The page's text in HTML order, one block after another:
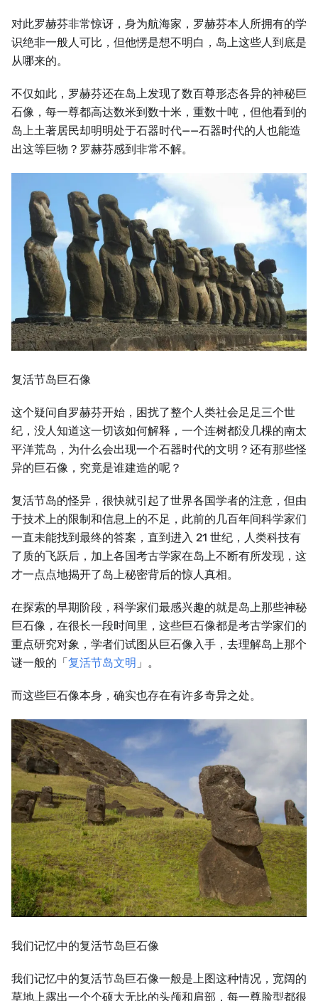
对此罗赫芬非常惊讶，身为航海家，罗赫芬本人所拥有的学
识绝非一般人可比，但他愣是想不明白，岛上这些人到底是
从哪来的。
不仅如此，罗赫芬还在岛上发现了数百尊形态各异的神秘巨
石像，每一尊都高达数米到数十米，重数十吨，但他看到的
岛上土著居民却明明处于石器时代——石器时代的人也能造
出这等巨物？罗赫芬感到非常不解。
复活节岛巨石像
这个疑问自罗赫芬开始，困扰了整个人类社会足足三个世
纪，没人知道这一切该如何解释，一个连树都没几棵的南太
平洋荒岛，为什么会出现一个石器时代的文明？还有那些怪
异的巨石像，究竟是谁建造的呢？
复活节岛的怪异，很快就引起了世界各国学者的注意，但由
于技术上的限制和信息上的不足，此前的几百年间科学家们
一直未能找到最终的答案，直到进入 21 世纪，人类科技有
了质的飞跃后，加上各国考古学家在岛上不断有所发现，这
才一点点地揭开了岛上秘密背后的惊人真相。
在探索的早期阶段，科学家们最感兴趣的就是岛上那些神秘
巨石像，在很长一段时间里，这些巨石像都是考古学家们的
重点研究对象，学者们试图从巨石像入手，去理解岛上那个
谜一般的「复活节岛文明 」。
而这些巨石像本身，确实也存在有许多奇异之处。
我们记忆中的复活节岛巨石像
我们记忆中的复活节岛巨石像一般是上图这种情况，宽阔的
草地上露出一个个硕大无比的头颅和肩部，每一尊脸型都很